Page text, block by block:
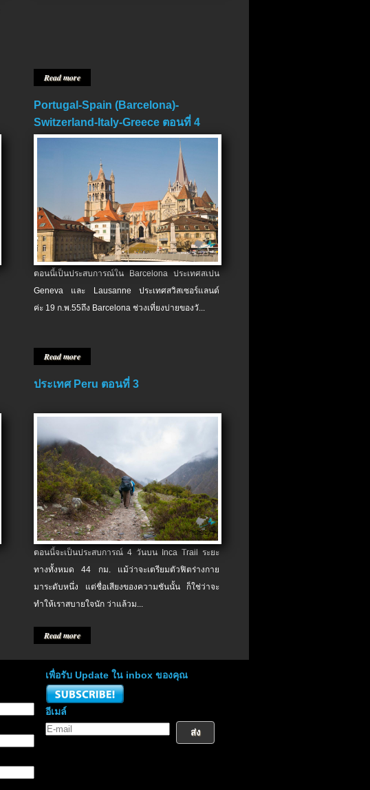
Read more
Portugal-Spain (Barcelona)-
Switzerland-Italy-Greece ตอนที่ 4
ตอนนี้เป็นประสบการณ์ใน Barcelona ประเทศสเปน
Geneva และ Lausanne ประเทศสวิสเซอร์แลนด์
ค่ะ 19 ก.พ.​55ถึง Barcelona ช่วงเที่ยงบ่ายของวั...
Read more
ประเทศ Peru ตอนที่ 3
ตอนนี้จะเป็นประสบการณ์ 4 วันบน Inca Trail ระยะ
ทางทั้งหมด 44 กม. แม้ว่าจะเตรียมตัวฟิตร่างกาย
มาระดับหนึ่ง แต่ชื่อเสียงของความชันนั้น ก็ใช่ว่าจะ
ทำให้เราสบายใจนัก ว่าแล้วม...
Read more
เพื่อรับ Update ใน inbox ของคุณ
อีเมล์
ส่ง